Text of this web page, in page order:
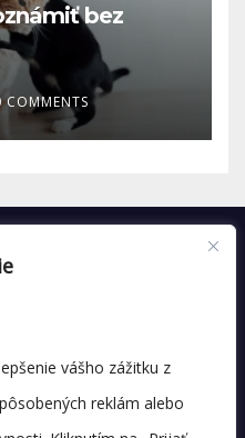
vášho zážitku z
reklám alebo
bez
COMMENTS